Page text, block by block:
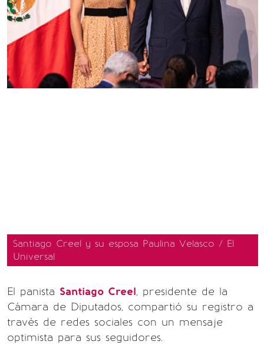
Santiago Creel y su esposa Paulina Velasco / El
Universal
El panista Santiago Creel, presidente de la
Cámara de Diputados, compartió su registro a
través de redes sociales con un mensaje
optimista para sus seguidores.